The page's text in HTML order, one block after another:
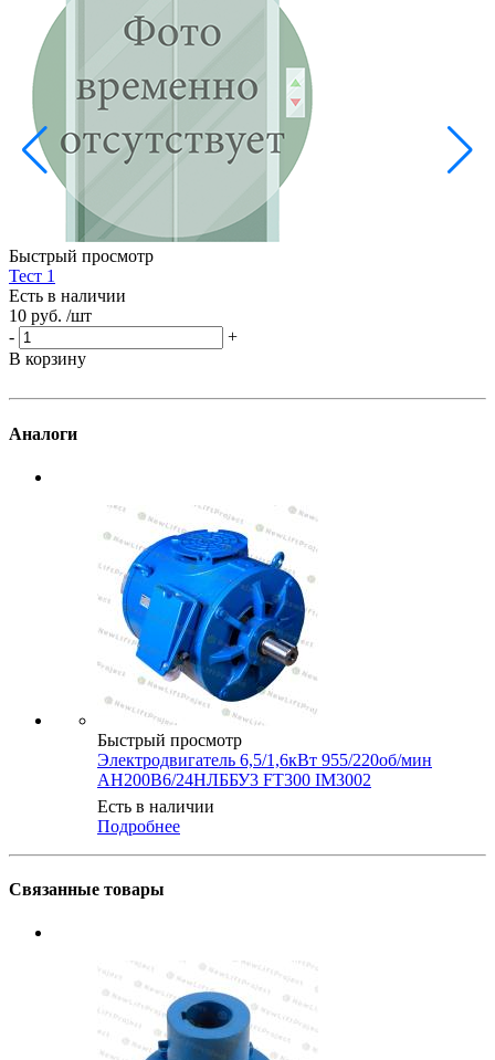
Быстрый просмотр
Тест 1
Есть в наличии
10 руб. /шт
-
+
В корзину
Аналоги
Быстрый просмотр
Электродвигатель 6,5/1,6кВт 955/220об/мин
АН200B6/24НЛББУ3 FT300 IM3002
Есть в наличии
Подробнее
Связанные товары